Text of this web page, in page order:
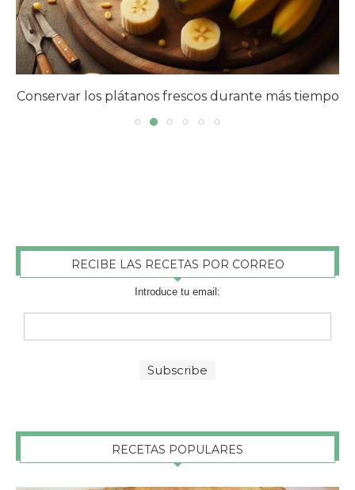
Conservar los plátanos frescos durante más tiempo
RECIBE LAS RECETAS POR CORREO
Introduce tu email:
RECETAS POPULARES